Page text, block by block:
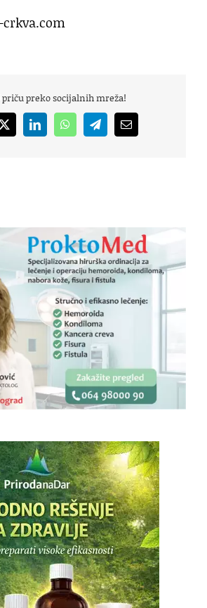
crkva.com
priču preko socijalnih mreža!
X LinkedInWhatsAppTelegramEmail